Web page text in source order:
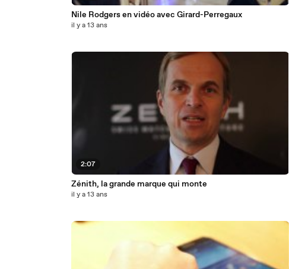
Nile Rodgers en vidéo avec Girard-Perregaux
il y a 13 ans
2:07
Zénith, la grande marque qui monte
il y a 13 ans